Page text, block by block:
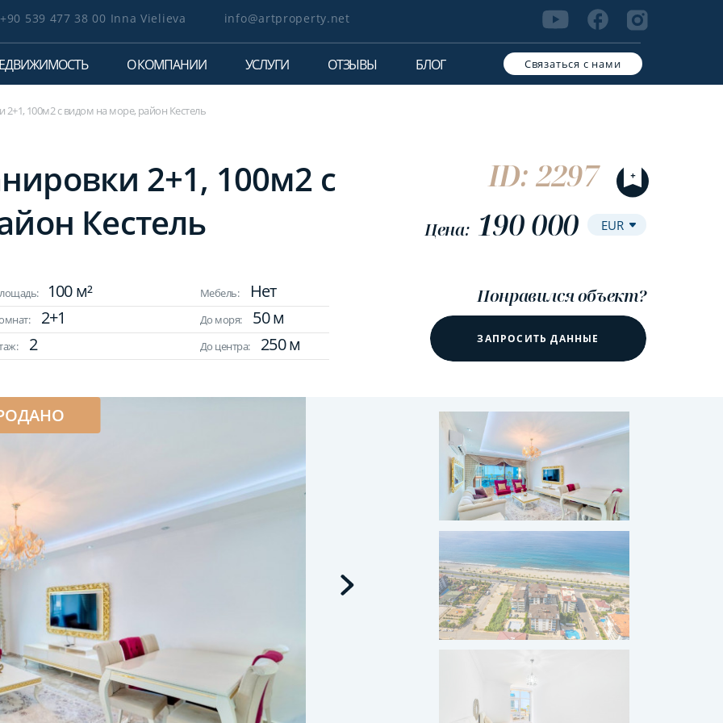
+90 539 477 38 00 Inna Vielieva info@artproperty.net
О КОМПАНИИ УСЛУГИ ОТЗЫВЫ БЛОГ Связаться с нами
100м2 с видом на море, район Кестель
2+1, 100м2 с
Кестель
ID: 2297
Цена: 190 000
100 м² Мебель: Нет
2+1 До моря: 50 м
2 До центра: 250 м
Понравился объект?
ЗАПРОСИТЬ ДАННЫЕ
ПРОДАНО